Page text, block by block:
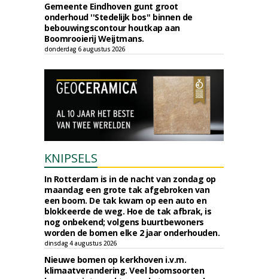
Gemeente Eindhoven gunt groot
onderhoud ''Stedelijk bos'' binnen de
bebouwingscontour houtkap aan
Boomrooierij Weijtmans.
donderdag 6 augustus 2026
KNIPSELS
In Rotterdam is in de nacht van zondag op
maandag een grote tak afgebroken van
een boom. De tak kwam op een auto en
blokkeerde de weg. Hoe de tak afbrak, is
nog onbekend; volgens buurtbewoners
worden de bomen elke 2 jaar onderhouden.
dinsdag 4 augustus 2026
Nieuwe bomen op kerkhoven i.v.m.
klimaatverandering. Veel boomsoorten